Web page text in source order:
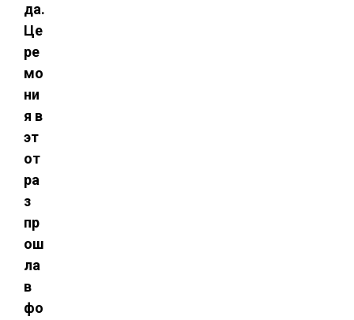
да.
Це
ре
мо
ни
я в
эт
от
ра
з
пр
ош
ла
в
фо